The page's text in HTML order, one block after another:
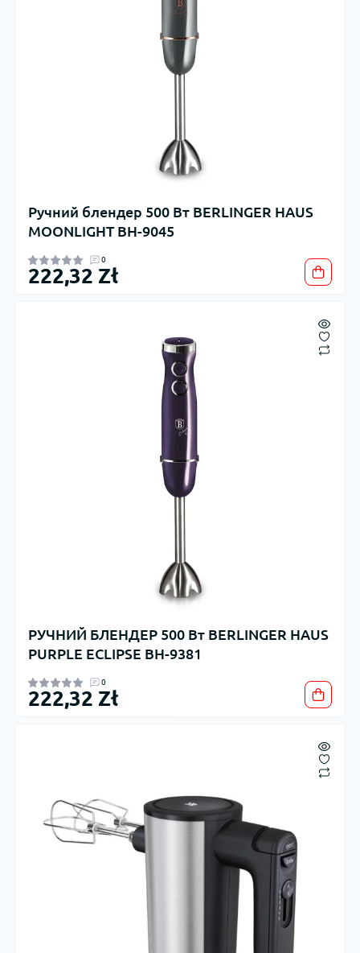
Ручний блендер 500 Вт BERLINGER HAUS
MOONLIGHT BH-9045
0
222,32 Zł
РУЧНИЙ БЛЕНДЕР 500 Вт BERLINGER HAUS
PURPLE ECLIPSE BH-9381
0
222,32 Zł